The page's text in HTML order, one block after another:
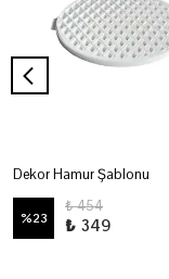
Dekor Hamur Şablonu
%23
₺ 454
₺ 349